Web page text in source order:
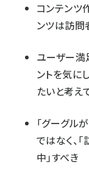
コンテンツ
ンツは訪問
ユーザー満
ントを気に
たいと考え
「グーグル
ではなく、
中」すべき